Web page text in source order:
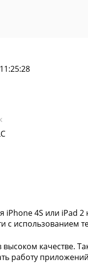
iPhone 4S или iPad
с использованием
высоком качестве.
работу